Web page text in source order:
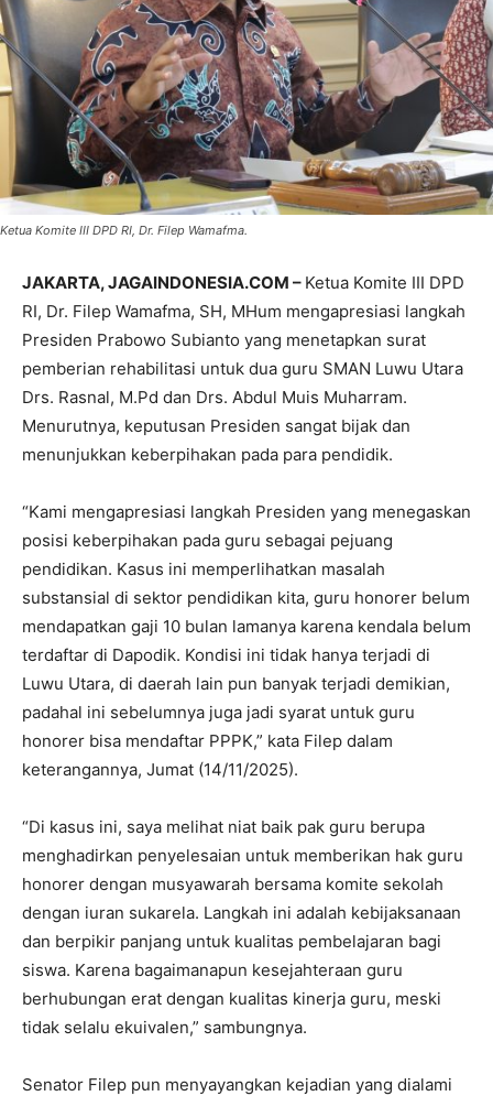
Ketua Komite III DPD RI, Dr. Filep Wamafma.
JAKARTA, JAGAINDONESIA.COM – Ketua Komite III DPD
RI, Dr. Filep Wamafma, SH, MHum mengapresiasi langkah
Presiden Prabowo Subianto yang menetapkan surat
pemberian rehabilitasi untuk dua guru SMAN Luwu Utara
Drs. Rasnal, M.Pd dan Drs. Abdul Muis Muharram.
Menurutnya, keputusan Presiden sangat bijak dan
menunjukkan keberpihakan pada para pendidik.
“Kami mengapresiasi langkah Presiden yang menegaskan
posisi keberpihakan pada guru sebagai pejuang
pendidikan. Kasus ini memperlihatkan masalah
substansial di sektor pendidikan kita, guru honorer belum
mendapatkan gaji 10 bulan lamanya karena kendala belum
terdaftar di Dapodik. Kondisi ini tidak hanya terjadi di
Luwu Utara, di daerah lain pun banyak terjadi demikian,
padahal ini sebelumnya juga jadi syarat untuk guru
honorer bisa mendaftar PPPK,” kata Filep dalam
keterangannya, Jumat (14/11/2025).
“Di kasus ini, saya melihat niat baik pak guru berupa
menghadirkan penyelesaian untuk memberikan hak guru
honorer dengan musyawarah bersama komite sekolah
dengan iuran sukarela. Langkah ini adalah kebijaksanaan
dan berpikir panjang untuk kualitas pembelajaran bagi
siswa. Karena bagaimanapun kesejahteraan guru
berhubungan erat dengan kualitas kinerja guru, meski
tidak selalu ekuivalen,” sambungnya.
Senator Filep pun menyayangkan kejadian yang dialami